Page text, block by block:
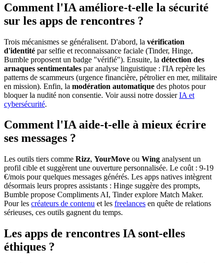
Comment l'IA améliore-t-elle la sécurité
sur les apps de rencontres ?
Trois mécanismes se généralisent. D'abord, la vérification
d'identité par selfie et reconnaissance faciale (Tinder, Hinge,
Bumble proposent un badge "vérifié"). Ensuite, la détection des
arnaques sentimentales par analyse linguistique : l'IA repère les
patterns de scammeurs (urgence financière, pétrolier en mer, militaire
en mission). Enfin, la modération automatique des photos pour
bloquer la nudité non consentie. Voir aussi notre dossierIA et
cybersécurité.
Comment l'IA aide-t-elle à mieux écrire
ses messages ?
Les outils tiers comme Rizz, YourMove ou Wing analysent un
profil cible et suggèrent une ouverture personnalisée. Le coût : 9-19
€/mois pour quelques messages générés. Les apps natives intègrent
désormais leurs propres assistants : Hinge suggère des prompts,
Bumble propose Compliments AI, Tinder explore Match Maker.
Pour les créateurs de contenu et les freelances en quête de relations
sérieuses, ces outils gagnent du temps.
Les apps de rencontres IA sont-elles
éthiques ?